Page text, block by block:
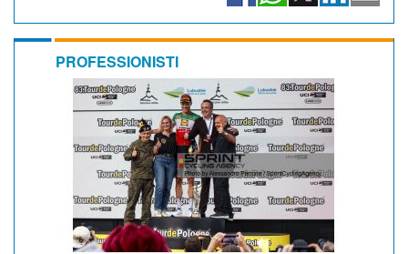
PROFESSIONISTI